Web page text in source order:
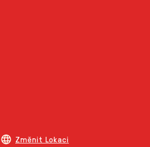
Změnit Lokaci